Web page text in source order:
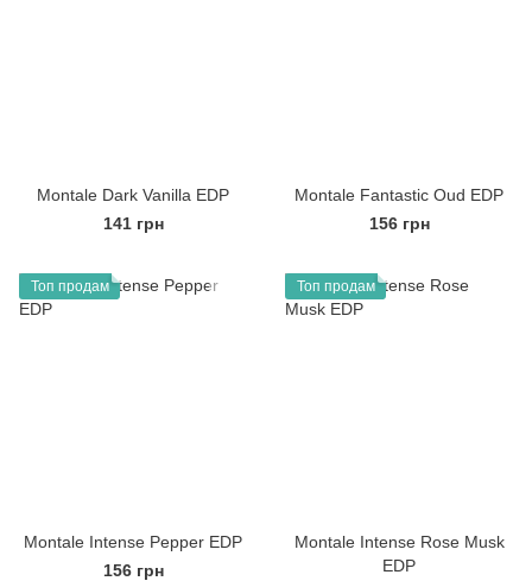
Montale Dark Vanilla EDP
141 грн
Montale Fantastic Oud EDP
156 грн
Топ продам
Montale Intense Pepper EDP
156 грн
Топ продам
Montale Intense Rose Musk
EDP